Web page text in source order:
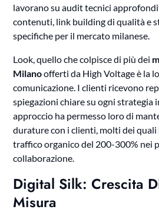
lavorano su audit tecnici
contenuti, link building di qualità e
specifiche per il mercato milanese.
Look, quello che colpisce di più dei
Milanoofferti da High Voltage è la
comunicazione. I clienti ricevono
spiegazioni chiare su ogni strategia
approccio ha permesso loro di
durature con i clienti, molti dei quali
traffico organico del 200-300% nei
collaborazione.
Digital Silk: Crescita
Misura